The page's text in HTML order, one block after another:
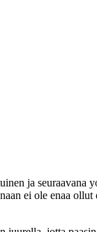
ja
ei ole enaa